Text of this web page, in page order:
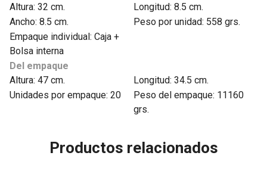
Altura: 32 cm.
Longitud: 8.5 cm.
Ancho: 8.5 cm.
Peso por unidad: 558 grs.
Empaque individual: Caja +
Bolsa interna
Del empaque
Altura: 47 cm.
Longitud: 34.5 cm.
Unidades por empaque: 20
Peso del empaque: 11160
grs.
Productos relacionados